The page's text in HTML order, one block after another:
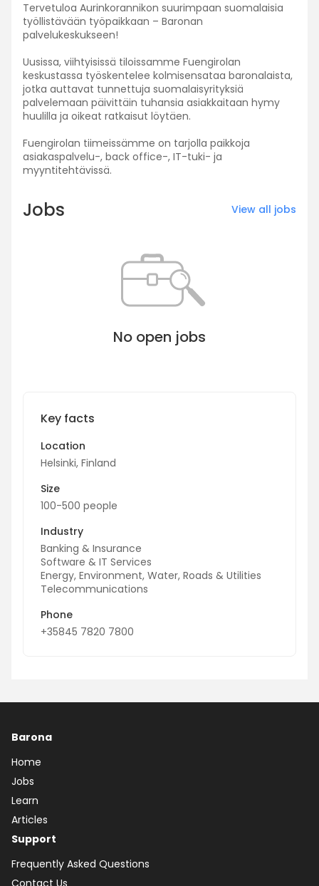
Tervetuloa Aurinkorannikon suurimpaan suomalaisia
työllistävään työpaikkaan – Baronan
palvelukeskukseen!
Uusissa, viihtyisissä tiloissamme Fuengirolan
keskustassa työskentelee kolmisensataa baronalaista,
jotka auttavat tunnettuja suomalaisyrityksiä
palvelemaan päivittäin tuhansia asiakkaitaan hymy
huulilla ja oikeat ratkaisut löytäen.
Fuengirolan tiimeissämme on tarjolla paikkoja
asiakaspalvelu-, back office-, IT-tuki- ja
myyntitehtävissä.
Jobs View all jobs
No open jobs
Key facts
Location
Helsinki, Finland
Size
100-500 people
Industry
Banking & Insurance
Software & IT Services
Energy, Environment, Water, Roads & Utilities
Telecommunications
Phone
+35845 7820 7800
Barona
Home
Jobs
Learn
Articles
Support
Frequently Asked Questions
Contact Us